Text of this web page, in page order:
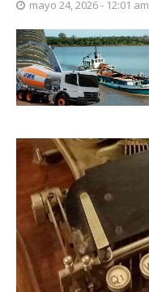
mayo 24, 2026 - 12:01 am